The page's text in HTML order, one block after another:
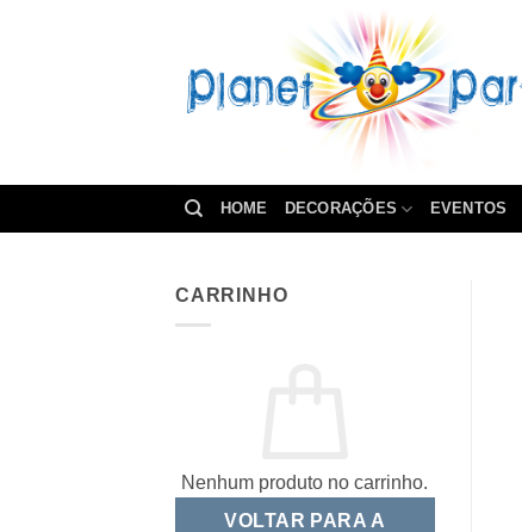
HOME DECORAÇÕES EVENTOS
CARRINHO
Nenhum produto no carrinho.
VOLTAR PARA A